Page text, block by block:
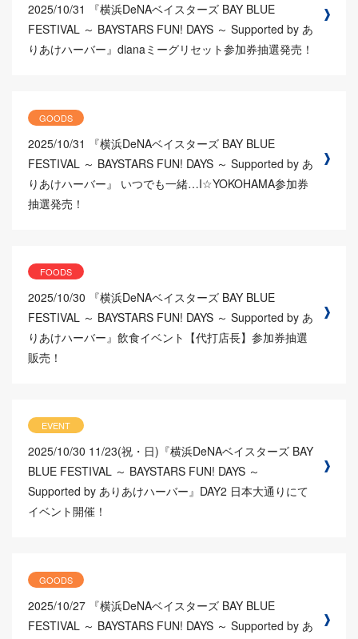
2025/10/31
『横浜DeNAベイスターズ BAY BLUE
FESTIVAL ～ BAYSTARS FUN! DAYS ～ Supported by あ
りあけハーバー』dianaミーグリセット参加券抽選発売！
GOODS
2025/10/31
『横浜DeNAベイスターズ BAY BLUE
FESTIVAL ～ BAYSTARS FUN! DAYS ～ Supported by あ
りあけハーバー』 いつでも一緒…I☆YOKOHAMA参加券
抽選発売！
FOODS
2025/10/30
『横浜DeNAベイスターズ BAY BLUE
FESTIVAL ～ BAYSTARS FUN! DAYS ～ Supported by あ
りあけハーバー』飲食イベント【代打店長】参加券抽選
販売！
EVENT
2025/10/30 11/23(祝・日)『横浜DeNAベイスターズ BAY
BLUE FESTIVAL ～ BAYSTARS FUN! DAYS ～
Supported by ありあけハーバー』DAY2 日本大通りにて
イベント開催！
GOODS
2025/10/27 『横浜DeNAベイスターズ BAY BLUE
FESTIVAL ～ BAYSTARS FUN! DAYS ～ Supported by あ